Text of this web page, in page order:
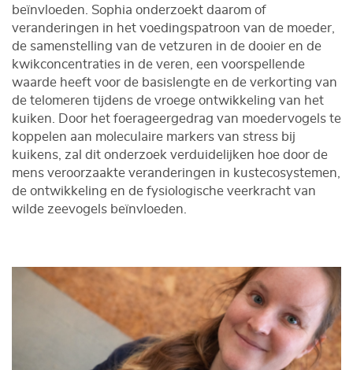
beïnvloeden. Sophia onderzoekt daarom of
veranderingen in het voedingspatroon van de moeder,
de samenstelling van de vetzuren in de dooier en de
kwikconcentraties in de veren, een voorspellende
waarde heeft voor de basislengte en de verkorting van
de telomeren tijdens de vroege ontwikkeling van het
kuiken. Door het foerageergedrag van moedervogels te
koppelen aan moleculaire markers van stress bij
kuikens, zal dit onderzoek verduidelijken hoe door de
mens veroorzaakte veranderingen in kustecosystemen,
de ontwikkeling en de fysiologische veerkracht van
wilde zeevogels beïnvloeden.